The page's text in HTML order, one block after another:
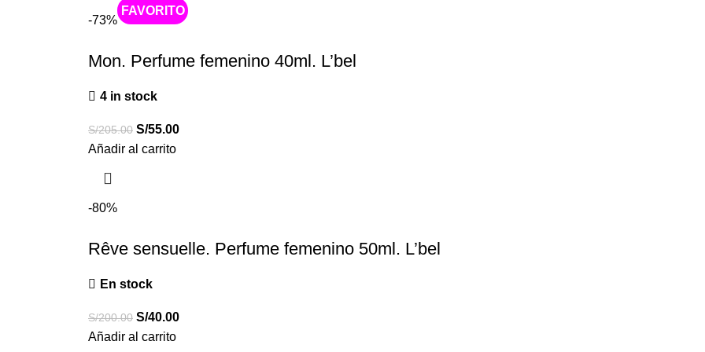
-73%
Caliente
Mon. Perfume femenino 40ml. L’bel
4 in stock
S/205.00 S/55.00
Añadir al carrito
-80%
Rêve sensuelle. Perfume femenino 50ml. L’bel
En stock
S/200.00 S/40.00
Añadir al carrito